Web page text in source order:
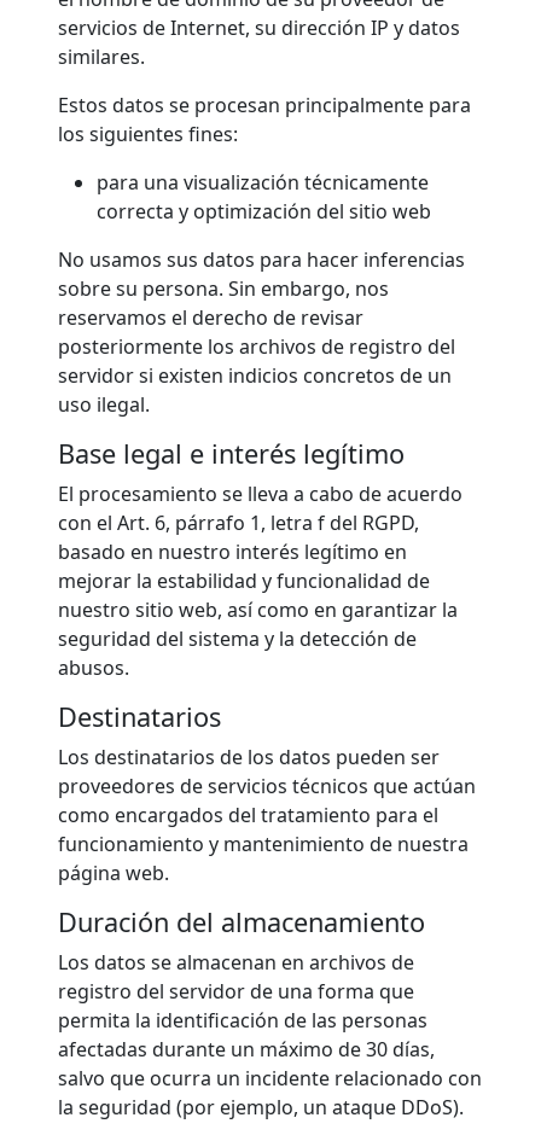
servicios de Internet, su dirección IP y datos
similares.
Estos datos se procesan principalmente para
los siguientes fines:
para una visualización técnicamente
correcta y optimización del sitio web
No usamos sus datos para hacer inferencias
sobre su persona. Sin embargo, nos
reservamos el derecho de revisar
posteriormente los archivos de registro del
servidor si existen indicios concretos de un
uso ilegal.
Base legal e interés legítimo
El procesamiento se lleva a cabo de acuerdo
con el Art. 6, párrafo 1, letra f del RGPD,
basado en nuestro interés legítimo en
mejorar la estabilidad y funcionalidad de
nuestro sitio web, así como en garantizar la
seguridad del sistema y la detección de
abusos.
Destinatarios
Los destinatarios de los datos pueden ser
proveedores de servicios técnicos que actúan
como encargados del tratamiento para el
funcionamiento y mantenimiento de nuestra
página web.
Duración del almacenamiento
Los datos se almacenan en archivos de
registro del servidor de una forma que
permita la identificación de las personas
afectadas durante un máximo de 30 días,
salvo que ocurra un incidente relacionado con
la seguridad (por ejemplo, un ataque DDoS).